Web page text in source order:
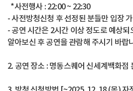
*사전행사 : 22:00 ~ 22:30
- 사전방청신청 후 선정된 분들만 입장
- 공연 시간은 2시간 이상 정도로 예상
알아보신 후 공연을 관람해 주시기 바랍
2. 공연 장소 : 명동스퀘어 신세계백화점